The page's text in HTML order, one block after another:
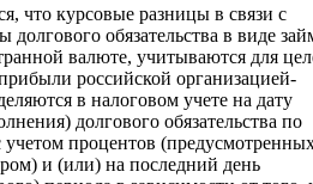
что курсовые разницы в связи с
обязательства в виде
валюте, учитываются для
российской организацией-
в налоговом учете на дату
долгового обязательства по
учетом процентов
и (или) на последний день